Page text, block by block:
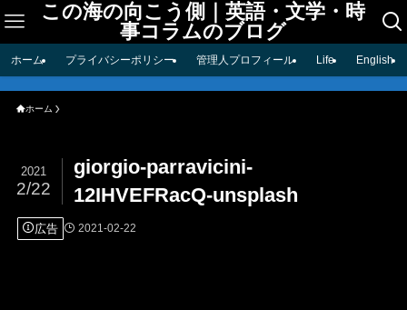
この海の向こう側｜英語・文学・時
事コラムのブログ
ホーム プライバシーポリシー 管理人プロフィール Life English
ホーム
giorgio-parravicini-
12IHVEFRacQ-unsplash
2021
2/22
広告 2021-02-22